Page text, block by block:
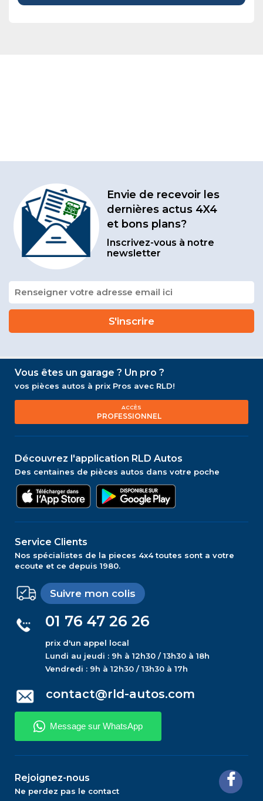
Envie de recevoir les
dernières actus 4X4
et bons plans?
Inscrivez-vous à notre
newsletter
Vous êtes un garage ? Un pro ?
vos pièces autos à prix Pros avec RLD!
ACCÈS
PROFESSIONNEL
Découvrez l'application RLD Autos
Des centaines de pièces autos dans votre poche
Service Clients
Nos spécialistes de la pieces 4x4 toutes sont a votre
ecoute et ce depuis 1980.
Suivre mon colis
01 76 47 26 26
prix d'un appel local
Lundi au jeudi : 9h à 12h30 / 13h30 à 18h
Vendredi : 9h à 12h30 / 13h30 à 17h
contact@rld-autos.com
Rejoignez-nous
Ne perdez pas le contact